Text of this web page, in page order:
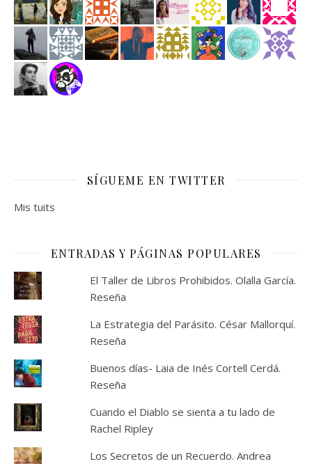
SÍGUEME EN TWITTER
Mis tuits
ENTRADAS Y PÁGINAS POPULARES
El Taller de Libros Prohibidos. Olalla García.
Reseña
La Estrategia del Parásito. César Mallorquí.
Reseña
Buenos días- Laia de Inés Cortell Cerdá.
Reseña
Cuando el Diablo se sienta a tu lado de
Rachel Ripley
Los Secretos de un Recuerdo. Andrea